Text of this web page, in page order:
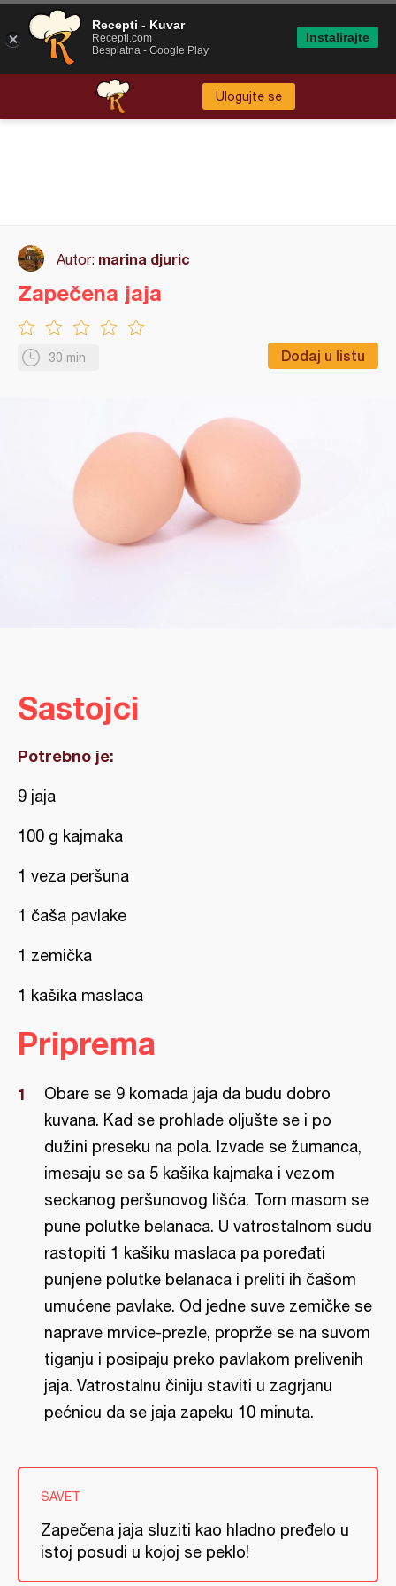
Ulogujte se
Autor: marina djuric
30 min Dodaj u listu
Zapečena jaja
Sastojci
Potrebno je:
9 jaja
100 g kajmaka
1 veza peršuna
1 čaša pavlake
1 zemička
1 kašika maslaca
Priprema
Obare se 9 komada jaja da budu dobro
kuvana. Kad se prohlade oljušte se i po
dužini preseku na pola. Izvade se žumanca,
imesaju se sa 5 kašika kajmaka i vezom
seckanog peršunovog lišća. Tom masom se
pune polutke belanaca. U vatrostalnom sudu
rastopiti 1 kašiku maslaca pa poređati
punjene polutke belanaca i preliti ih čašom
umućene pavlake. Od jedne suve zemičke se
naprave mrvice-prezle, proprže se na suvom
tiganju i posipaju preko pavlakom prelivenih
jaja. Vatrostalnu činiju staviti u zagrjanu
pećnicu da se jaja zapeku 10 minuta.
SAVET
Zapečena jaja sluziti kao hladno pređelo u
istoj posudi u kojoj se peklo!
Recepti - Kuvar
Recepti.com
Besplatna - Google Play
Instalirajte